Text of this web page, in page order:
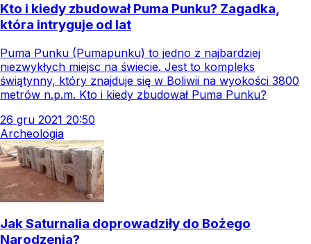
Kto i kiedy zbudował Puma Punku? Zagadka,
która intryguje od lat
Puma Punku (Pumapunku) to jedno z najbardziej
niezwykłych miejsc na świecie. Jest to kompleks
świątynny, który znajduje się w Boliwii na wyokości 3800
metrów n.p.m. Kto i kiedy zbudował Puma Punku?
26 gru 2021 20:50
Archeologia
Jak Saturnalia doprowadziły do Bożego
Narodzenia?